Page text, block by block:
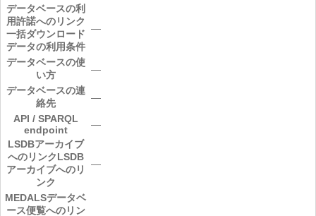
データベースの利
用許諾へのリンク
一括ダウンロード
データの利用条件
―
データベースの使
い方
―
データベースの連
絡先
―
API / SPARQL
endpoint
―
LSDBアーカイブ
へのリンクLSDB
アーカイブへのリ
ンク
―
MEDALSデータベ
ース便覧へのリン